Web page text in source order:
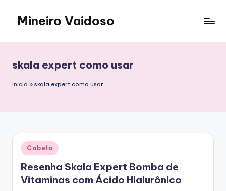
content
Mineiro Vaidoso
Autocuidado
e
Resenhas
skala expert como usar
Início » skala expert como usar
Posted
in
Cabelo
Resenha Skala Expert Bomba de
Vitaminas com Ácido Hialurônico